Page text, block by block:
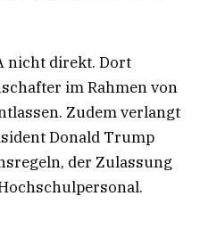
nicht direkt. Dort
im Rahmen von
Zudem verlangt
Donald Trump
der Zulassung